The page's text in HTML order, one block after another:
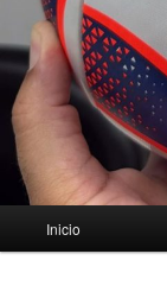
Inicio